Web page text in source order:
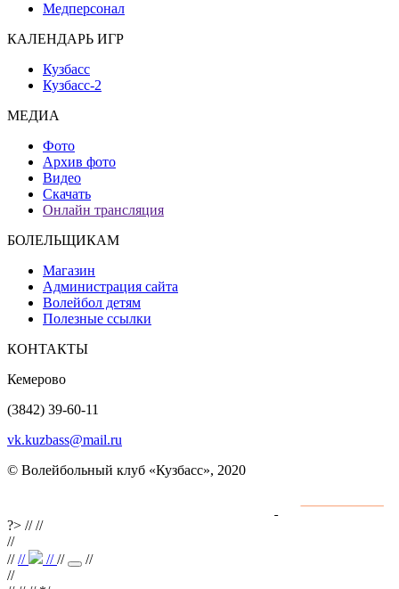
Медперсонал
КАЛЕНДАРЬ ИГР
Кузбасс
Кузбасс-2
МЕДИА
Фото
Архив фото
Видео
Скачать
Онлайн трансляция
БОЛЕЛЬЩИКАМ
Магазин
Администрация сайта
Волейбол детям
Полезные ссылки
КОНТАКТЫ
Кемерово
(3842) 39-60-11
vk.kuzbass@mail.ru
© Волейбольный клуб «Кузбасс», 2020
?> ////
//
//// ////
//
//